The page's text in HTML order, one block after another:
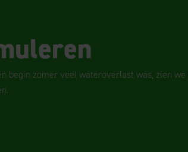
begin zomer veel wateroverlast was, zien